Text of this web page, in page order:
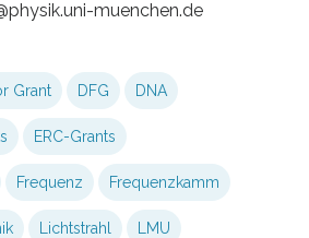
muenchen.de
Grant DFG DNA
ERC-Grants
Frequenz Frequenzkamm
Lichtstrahl LMU